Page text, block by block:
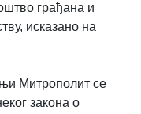
грађана и
исказано на
Митрополит се
закона о